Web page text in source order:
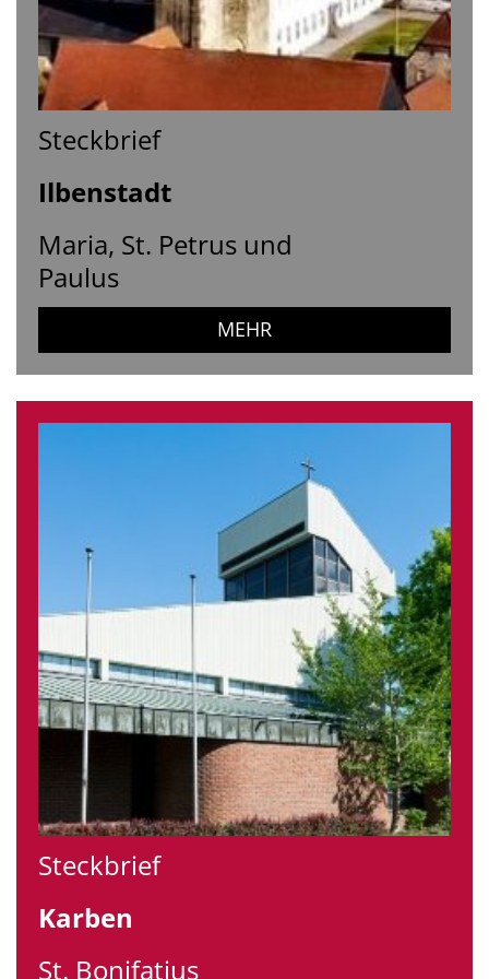
Steckbrief
Ilbenstadt
Maria, St. Petrus und
Paulus
MEHR
Steckbrief
Karben
St. Bonifatius